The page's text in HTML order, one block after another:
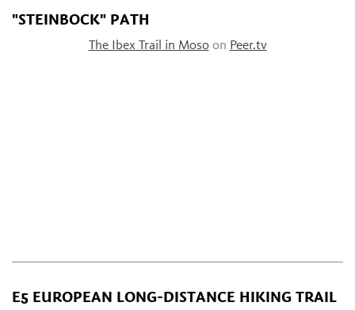
"STEINBOCK" PATH
The Ibex Trail in Mosoon Peer.tv
E5 EUROPEAN LONG-DISTANCE HIKING TRAIL